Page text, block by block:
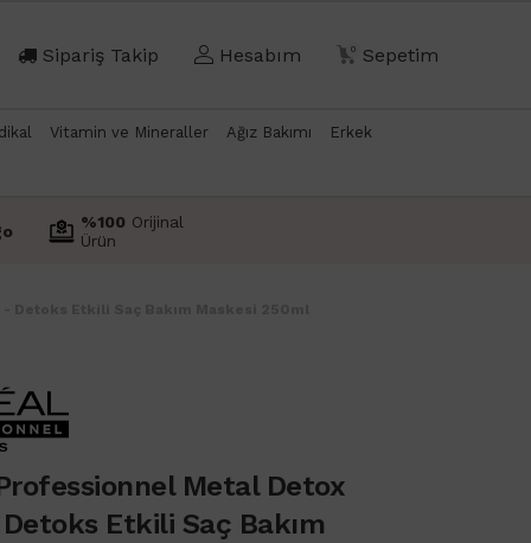
Sipariş Takip Hesabım 0 Sepetim
Vitamin ve Mineraller Ağız Bakımı Erkek
%100 Orijinal
Ürün
Metal Detox
Etkili Saç Bakım